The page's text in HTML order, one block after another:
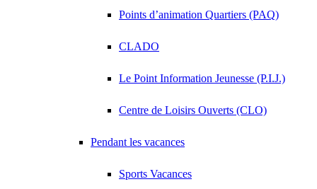
Points d’animation Quartiers (PAQ)
CLADO
Le Point Information Jeunesse (P.I.J.)
Centre de Loisirs Ouverts (CLO)
Pendant les vacances
Sports Vacances